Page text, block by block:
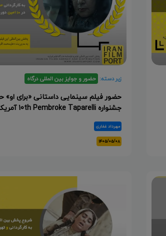
زیر دسته: حضور و جوایز بین المللی درگاه
حضور فیلم سینمایی داستانی «برای او»
جشنواره 10th Pembroke Taparelli آمریکا
مهرداد غفاری
۱۴۰۵/۰۵/۰۸